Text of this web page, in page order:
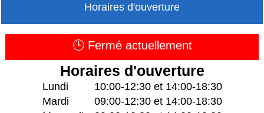
Horaires d'ouverture
🕒 Fermé actuellement
Horaires d'ouverture
Lundi
10:00-12:30 et 14:00-18:30
Mardi
09:00-12:30 et 14:00-18:30